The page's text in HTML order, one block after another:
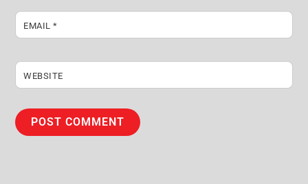
EMAIL*
WEBSITE